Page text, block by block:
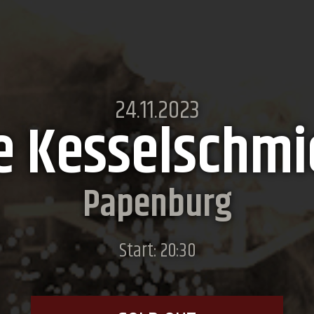
24.11.2023
Papenburg
Start: 20:30